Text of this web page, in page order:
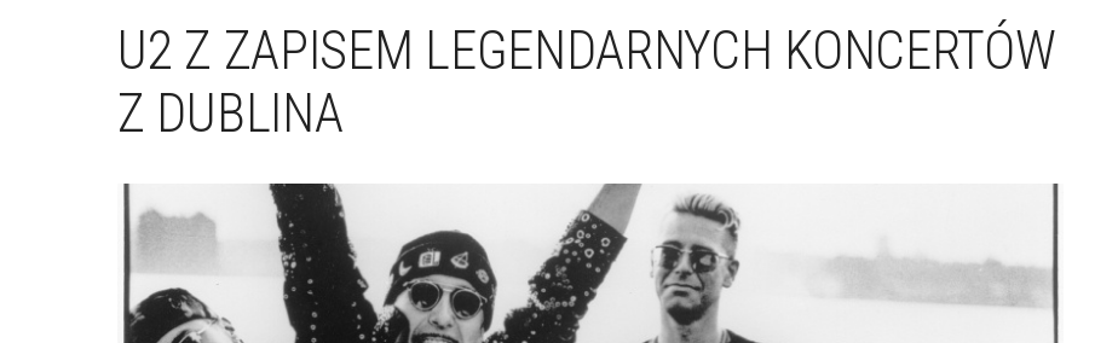
U2 Z ZAPISEM LEGENDARNYCH KONCERTÓW
Z DUBLINA